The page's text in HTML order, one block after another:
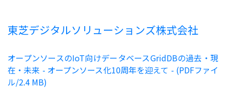
東芝デジタルソリューションズ株式会社
オープンソースのIoT向けデータベースGridDBの過去・現
在・未来 - オープンソース化10周年を迎えて - (PDFファイ
ル/2.4 MB)